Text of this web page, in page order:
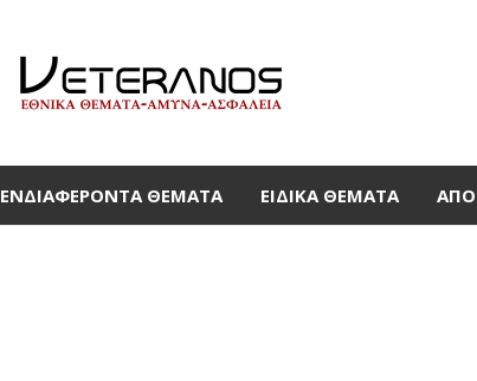
ΕΝΔΙΑΦΈΡΟΝΤΑ ΘΈΜΑΤΑ ΕΙΔΙΚΆ ΘΈΜΑΤΑ